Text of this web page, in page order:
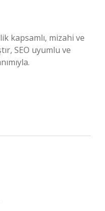
kapsamlı, mizahi ve
SEO uyumlu ve